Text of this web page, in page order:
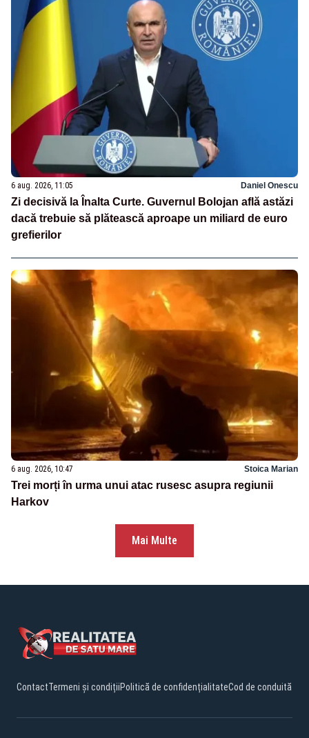
6 aug. 2026, 11:05 Daniel Onescu
Zi decisivă la Înalta Curte. Guvernul Bolojan află astăzi
dacă trebuie să plătească aproape un miliard de euro
grefierilor
6 aug. 2026, 10:47 Stoica Marian
Trei morți în urma unui atac rusesc asupra regiunii
Harkov
Mai Multe
ContactTermeni și condițiiPolitică de confidențialitateCod de conduită